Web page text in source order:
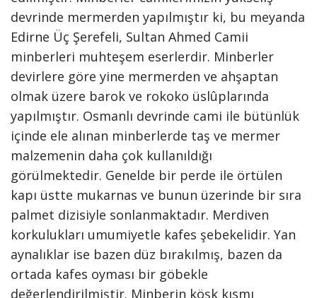
devrinde mermerden yapılmıştır ki, bu meyanda
Edirne Üç Şerefeli, Sultan Ahmed Camii
minberleri muhteşem eserlerdir. Minberler
devirlere göre yine mermerden ve ahşaptan
olmak üzere barok ve rokoko üslûplarında
yapılmıştır. Osmanlı devrinde cami ile bütünlük
içinde ele alınan minberlerde taş ve mermer
malzemenin daha çok kullanıldığı
görülmektedir. Genelde bir perde ile örtülen
kapı üstte mukarnas ve bunun üzerinde bir sıra
palmet dizisiyle sonlanmaktadır. Merdiven
korkulukları umumiyetle kafes şebekelidir. Yan
aynalıklar ise bazen düz bırakılmış, bazen da
ortada kafes oyması bir göbekle
değerlendirilmiştir. Minberin köşk kısmı